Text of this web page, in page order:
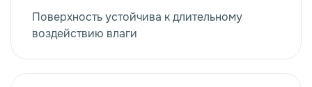
Поверхность устойчива к длительному
воздействию влаги